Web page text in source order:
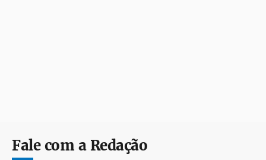
Fale com a Redação